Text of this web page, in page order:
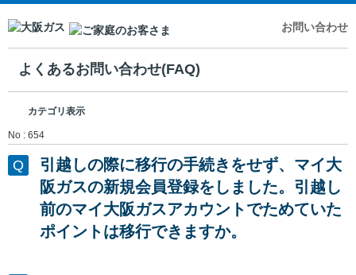
お問い合わせ
よくあるお問い合わせ(FAQ)
カテゴリ表示
No : 654
引越しの際に移行の手続きをせず、マイ大
阪ガスの新規会員登録をしました。引越し
前のマイ大阪ガスアカウントでためていた
ポイントは移行できますか。